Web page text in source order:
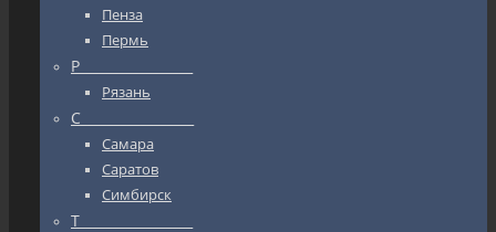
Пенза
Пермь
Р_________________
Рязань
С_________________
Самара
Саратов
Симбирск
Т_________________